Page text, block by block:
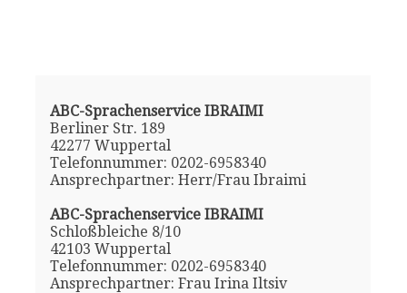
ABC-Sprachenservice IBRAIMI
Berliner Str. 189
42277 Wuppertal
Telefonnummer: 0202-6958340
Ansprechpartner: Herr/Frau Ibraimi
ABC-Sprachenservice IBRAIMI
Schloßbleiche 8/10
42103 Wuppertal
Telefonnummer: 0202-6958340
Ansprechpartner: Frau Irina Iltsiv